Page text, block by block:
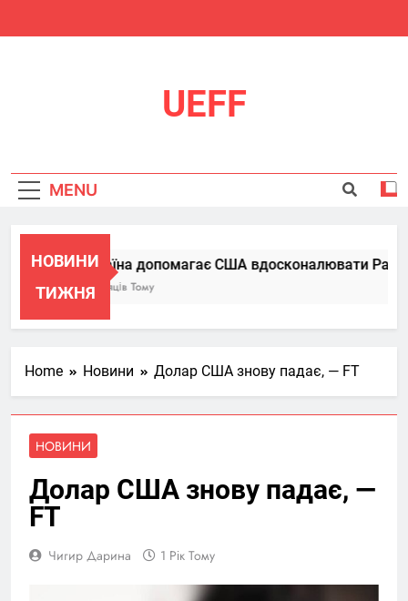
UEFF
MENU
НОВИНИ
ТИЖНЯ
Україна допомагає США вдосконалювати Patriot,
6 Місяців Тому
Home Новини Долар США знову падає, — FT
НОВИНИ
Долар США знову падає, —
FT
Чигир Дарина 1 Рік Тому